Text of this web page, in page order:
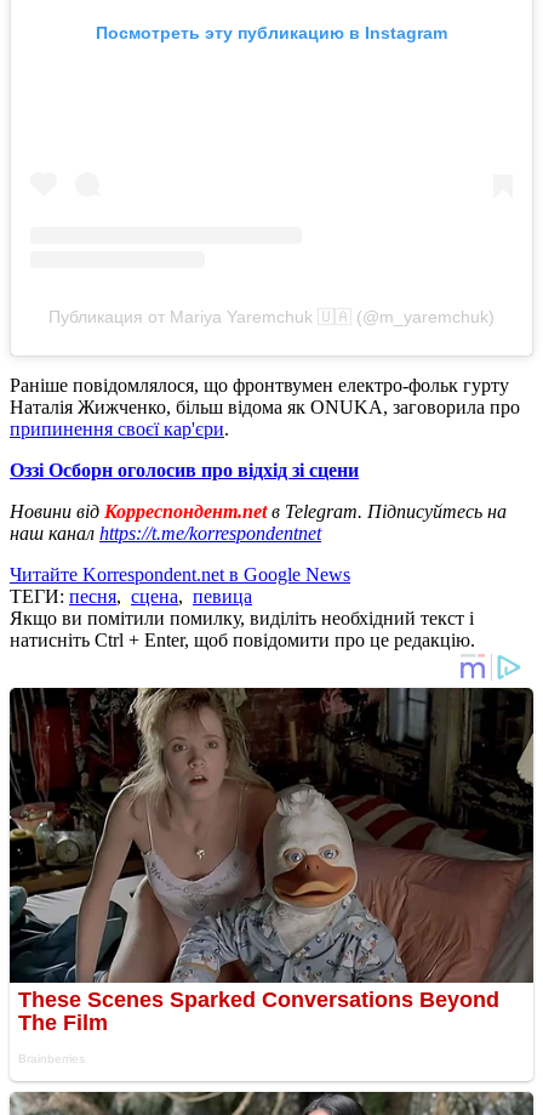
Посмотреть эту публикацию в Instagram
Публикация от Mariya Yaremchuk 🇺🇦 (@m_yaremchuk)
Раніше повідомлялося, що фронтвумен електро-фольк гурту
Наталія Жижченко, більш відома як ONUKA, заговорила про
припинення своєї кар'єри.
Оззі Осборн оголосив про відхід зі сцени
Новини від Корреспондент.netв Telegram. Підписуйтесь на
наш канал https://t.me/korrespondentnet
Читайте Korrespondent.net в Google News
ТЕГИ: песня, сцена, певица
Якщо ви помітили помилку, виділіть необхідний текст і
натисніть Ctrl + Enter, щоб повідомити про це редакцію.